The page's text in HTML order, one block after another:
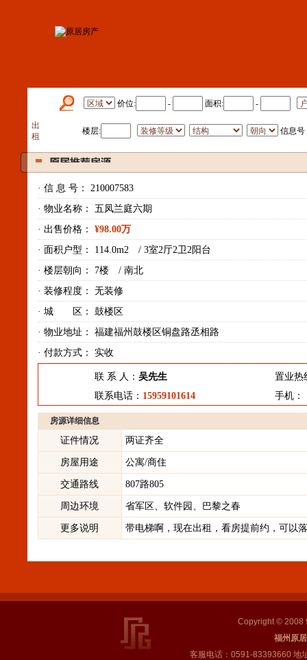
出
租
价位: - 面积: -
楼层: 信息号
· 信 息 号： 210007583
· 物业名称： 五凤兰庭六期
· 出售价格： ¥98.00万
· 面积户型： 114.0m2 / 3室2厅2卫2阳台
· 楼层朝向： 7楼 / 南北
· 装修程度： 无装修
· 城 区： 鼓楼区
· 物业地址： 福建福州鼓楼区铜盘路丞相路
· 付款方式： 实收
联 系 人： 吴先生
置业热
联系电话： 15959101614 手机：
房源详细信息
证件情况 两证齐全
房屋用途 公寓/商住
交通路线 807路805
周边环境 省军区、软件园、巴黎之春
更多说明 带电梯啊，现在出租，看房提前约，可以
Copyright © 2008
福州原
客服电话：0591-83393660 地